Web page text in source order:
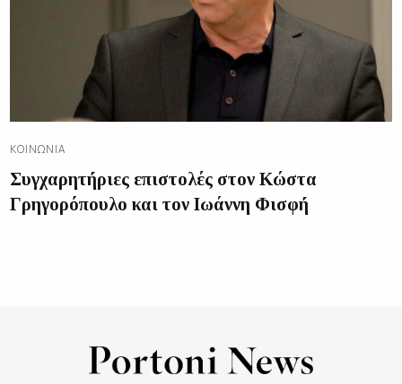
ΚΟΙΝΩΝΊΑ
Συγχαρητήριες επιστολές στον Κώστα
Γρηγορόπουλο και τον Ιωάννη Φισφή